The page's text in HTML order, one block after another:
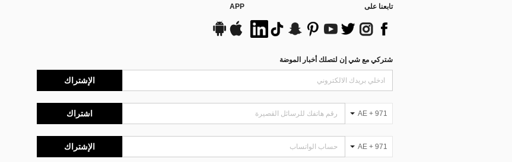
تابعنا على APP
شتركي مع شي إن لتصلك أخبار الموضة
الإشتراك
AE + 971 اشتراك
AE + 971 الإشتراك